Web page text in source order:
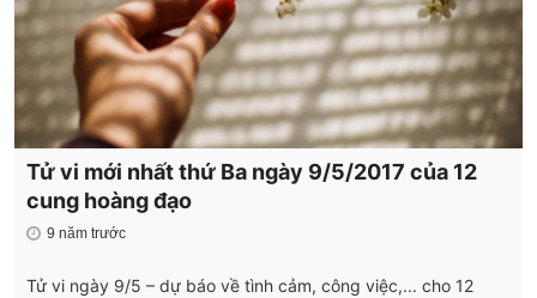
Tử vi mới nhất thứ Ba ngày 9/5/2017 của 12
cung hoàng đạo
9 năm trước
Tử vi ngày 9/5 – dự báo về tình cảm, công việc,... cho 12